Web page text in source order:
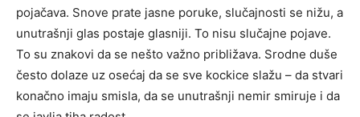
pojačava. Snove prate jasne poruke, slučajnosti se nižu, a
unutrašnji glas postaje glasniji. To nisu slučajne pojave.
To su znakovi da se nešto važno približava. Srodne duše
često dolaze uz osećaj da se sve kockice slažu – da stvari
konačno imaju smisla, da se unutrašnji nemir smiruje i da